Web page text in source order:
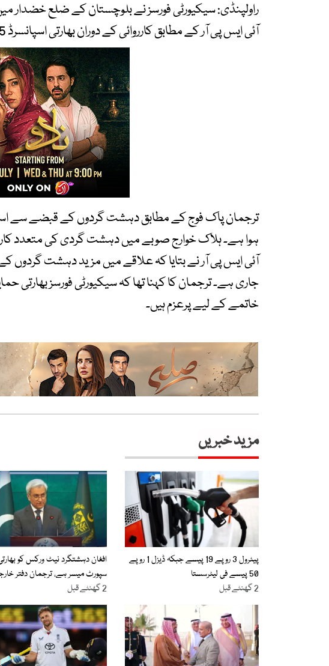
راولپنڈی: سیکیورٹی فورسز نے بلوچستان کے ضلع خضدار
آئی ایس پی آر کے مطابق کارروائی کے دوران بھارتی اسپانسرڈ 5 خوارج ہلاک کر دیے گئے۔
ترجمان پاک فوج کے مطابق دہشت گردوں کے قبضے سے
ہوا ہے۔ ہلاک خوارج صوبے میں دہشت گردی کی متعدد
آئی ایس پی آر نے بتایا کہ علاقے میں مزید دہشت گردوں
جاری ہے۔ ترجمان کا کہنا تھا کہ سیکیورٹی فورسز
خاتمے کے لیے پرعزم ہیں۔
مزید خبریں
پیٹرول 3 روپے 19 پیسے جبکہ ڈیزل 1 روپے
50 پیسے فی لیٹرسستا
2 گھنٹے قبل
افغان دہشتگرد نیٹ ورکس کو
سپورٹ میسر ہے، ترجمان دفتر
2 گھنٹے قبل